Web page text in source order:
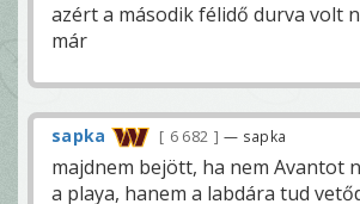
azért a második félidő durva volt
már
sapka 6 682 — sapka
majdnem bejött, ha nem Avantot
a playa, hanem a labdára tud